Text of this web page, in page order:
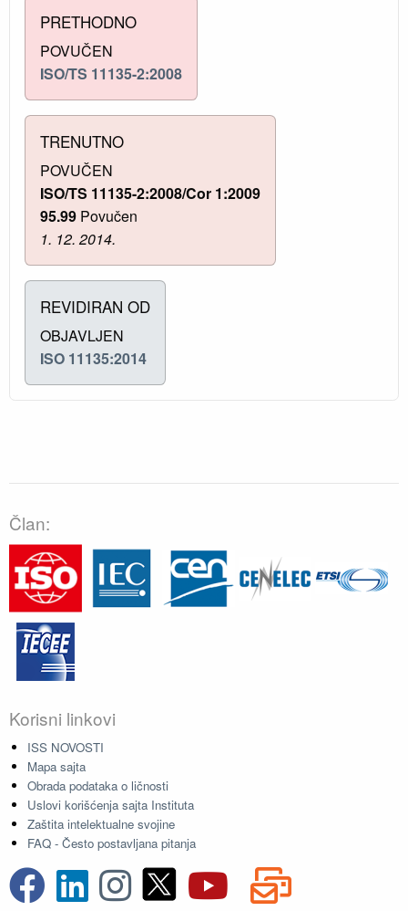
PRETHODNO
POVUČEN
ISO/TS 11135-2:2008
TRENUTNO
POVUČEN
ISO/TS 11135-2:2008/Cor 1:2009
95.99 Povučen
1. 12. 2014.
REVIDIRAN OD
OBJAVLJEN
ISO 11135:2014
Član:
Korisni linkovi
ISS NOVOSTI
Mapa sajta
Obrada podataka o ličnosti
Uslovi korišćenja sajta Instituta
Zaštita intelektualne svojine
FAQ - Često postavljana pitanja